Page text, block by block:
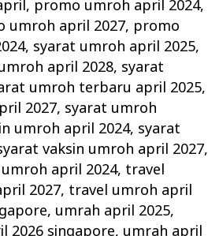
, promo umroh april 2024,
umroh april 2027, promo
, syarat umroh april 2025,
april 2028, syarat
umroh terbaru april 2025,
2027, syarat umroh
umroh april 2024, syarat
vaksin umroh april 2027,
april 2024, travel
2027, travel umroh april
, umrah april 2025,